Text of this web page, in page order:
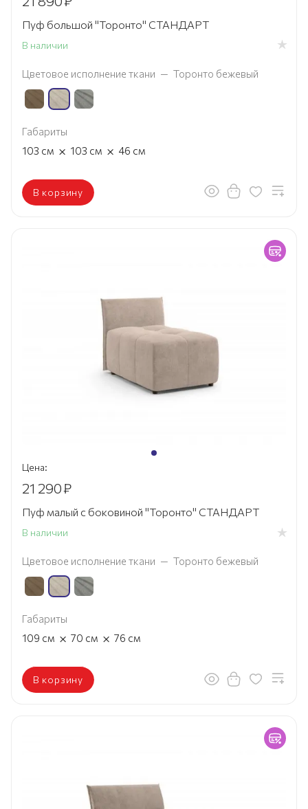
Пуф большой "Торонто" СТАНДАРТ
В наличии
Цветовое исполнение ткани — Торонто бежевый
Габариты
103 см × 103 см × 46 см
В корзину
Цена:
21 290₽
Пуф малый с боковиной "Торонто" СТАНДАРТ
В наличии
Цветовое исполнение ткани — Торонто бежевый
Габариты
109 см × 70 см × 76 см
В корзину